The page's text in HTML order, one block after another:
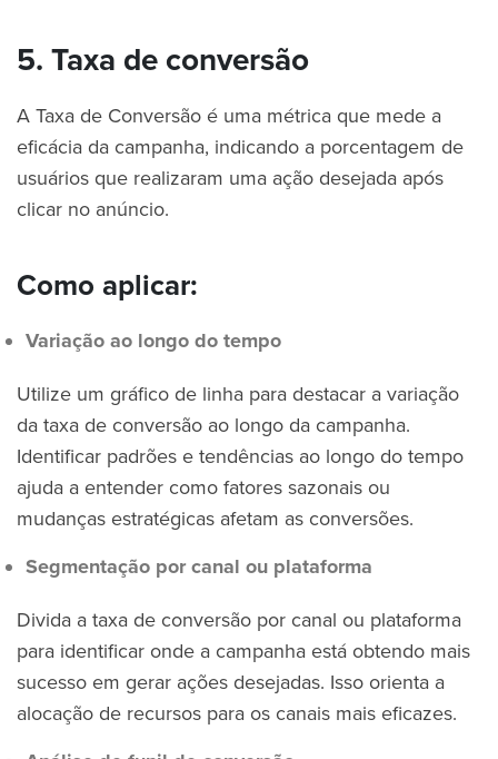
5. Taxa de conversão
A Taxa de Conversão é uma métrica que mede a
eficácia da campanha, indicando a porcentagem de
usuários que realizaram uma ação desejada após
clicar no anúncio.
Como aplicar:
Variação ao longo do tempo
Utilize um gráfico de linha para destacar a variação
da taxa de conversão ao longo da campanha.
Identificar padrões e tendências ao longo do tempo
ajuda a entender como fatores sazonais ou
mudanças estratégicas afetam as conversões.
Segmentação por canal ou plataforma
Divida a taxa de conversão por canal ou plataforma
para identificar onde a campanha está obtendo mais
sucesso em gerar ações desejadas. Isso orienta a
alocação de recursos para os canais mais eficazes.